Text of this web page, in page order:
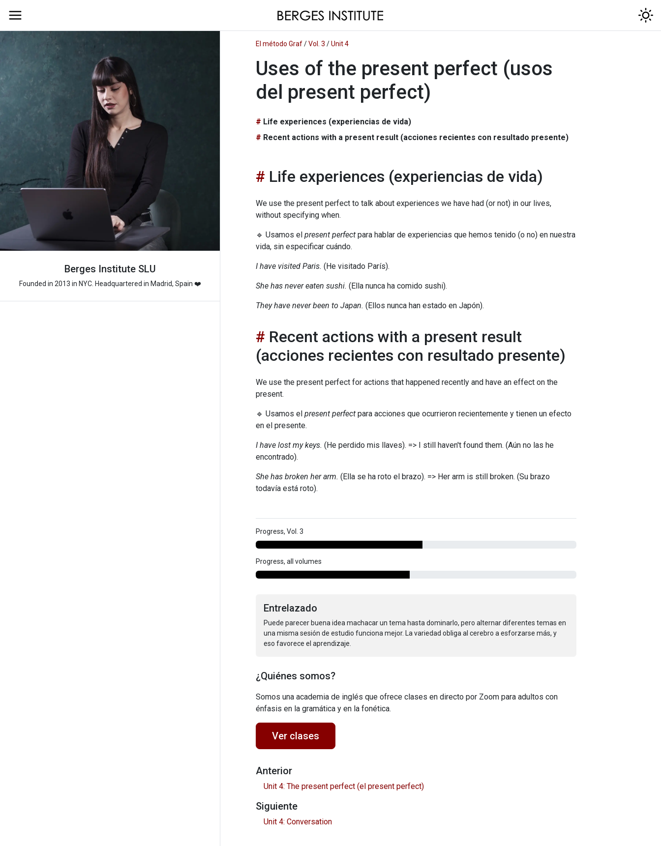
Berges Institute SLU
Founded in 2013 in NYC. Headquartered in Madrid, Spain ❤️
El método Graf/Vol. 3 /Unit 4
Uses of the present perfect (usos
del present perfect)
Life experiences (experiencias de vida)
Recent actions with a present result (acciones recientes con resultado presente)
Life experiences (experiencias de vida)
We use the present perfect to talk about experiences we have had (or not) in our lives,
without specifying when.
🔹 Usamos el present perfect para hablar de experiencias que hemos tenido (o no) en nuestra
vida, sin especificar cuándo.
I have visited Paris. (He visitado París).
She has never eaten sushi. (Ella nunca ha comido sushi).
They have never been to Japan. (Ellos nunca han estado en Japón).
Recent actions with a present result
(acciones recientes con resultado presente)
We use the present perfect for actions that happened recently and have an effect on the
present.
🔹 Usamos el present perfect para acciones que ocurrieron recientemente y tienen un efecto
en el presente.
I have lost my keys. (He perdido mis llaves). => I still haven't found them. (Aún no las he
encontrado).
She has broken her arm. (Ella se ha roto el brazo). => Her arm is still broken. (Su brazo
todavía está roto).
Progress, Vol. 3
Progress, all volumes
Entrelazado
Puede parecer buena idea machacar un tema hasta dominarlo, pero alternar diferentes temas en
una misma sesión de estudio funciona mejor. La variedad obliga al cerebro a esforzarse más, y
eso favorece el aprendizaje.
¿Quiénes somos?
Somos una academia de inglés que ofrece clases en directo por Zoom para adultos con
énfasis en la gramática y en la fonética.
Ver clases
Anterior
Unit 4: The present perfect (el present perfect)
Siguiente
Unit 4: Conversation